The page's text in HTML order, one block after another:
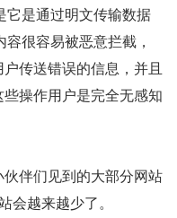
它是通过明文传输数据
很容易被恶意拦截，
传送错误的信息，并且
操作用户是完全无感知
伴们见到的大部分网站
越来越少了。